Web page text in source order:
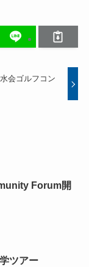
会ゴルフコン
Forum開
ツアー